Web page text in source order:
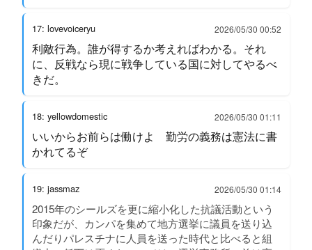
17: lovevoiceryu 2026/05/30 00:52
利敵行為。誰が得するか考えればわかる。それ
に、反戦なら現に戦争している国に対してやるべ
きだ。
18: yellowdomestic 2026/05/30 01:11
いいからお前らは働けよ 勤労の義務は憲法に書
かれてるぞ
19: jassmaz 2026/05/30 01:14
2015年のシールズを更に縮小化した抗議活動という
印象だが、カンパを集めて地方選挙に議員を送り込
んだりパレスチナに人員を送った時代と比べると組